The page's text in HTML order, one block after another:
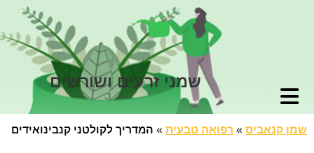
שמני זרעים ושורשים
שמן קנאביס » רפואה טבעית » המדריך לקולטני קנבינואידים